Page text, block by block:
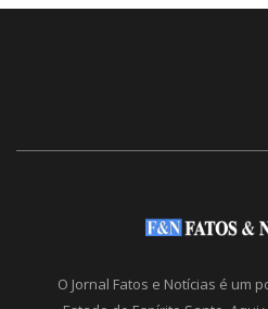
O Jornal Fatos e Notícias é um